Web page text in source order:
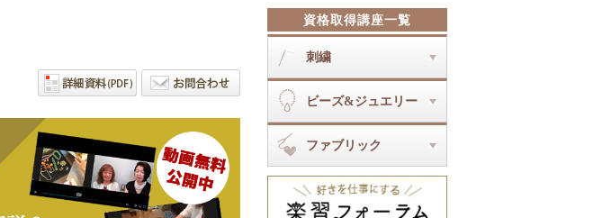
資格取得講座一覧
刺繍
刺繍とは
オートクチュール刺繍アクセサリ
ーディプロマ
ソウタシエジュエリーディプロマ
ビーズ&ジュエリー
ビーズ&ジュエリーとは
コスチュームジュエリー（入門・
ディプロマ・認定）
ジュエリークロッシェ上級
ジュエリークロッシェ
ファブリック
ファブリックとは
マクラメ雑貨ディプロマ